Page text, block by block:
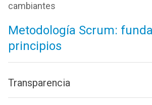
cambiantes
Metodología Scrum:
principios
Transparencia